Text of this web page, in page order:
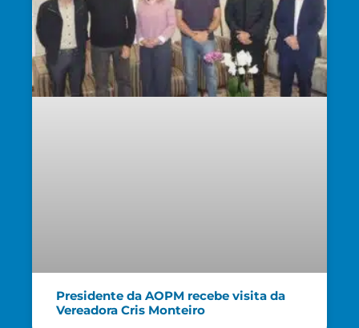
Presidente da AOPM recebe visita da
Vereadora Cris Monteiro